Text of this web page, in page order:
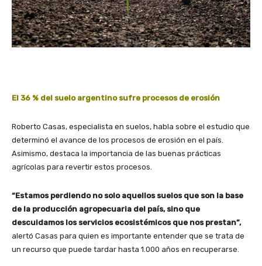
El 36 % del suelo argentino sufre procesos de erosión
Roberto Casas, especialista en suelos, habla sobre el estudio que
determinó el avance de los procesos de erosión en el país.
Asimismo, destaca la importancia de las buenas prácticas
agrícolas para revertir estos procesos.
“Estamos perdiendo no solo aquellos suelos que son la base
de la producción agropecuaria del país, sino que
descuidamos los servicios ecosistémicos que nos prestan”,
alertó Casas para quien es importante entender que se trata de
un recurso que puede tardar hasta 1.000 años en recuperarse.